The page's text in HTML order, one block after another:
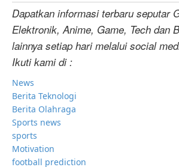
Dapatkan informasi terbaru seputar
Elektronik, Anime, Game, Tech dan
lainnya setiap hari melalui social
Ikuti kami di :
News
Berita Teknologi
Berita Olahraga
Sports news
sports
Motivation
football prediction